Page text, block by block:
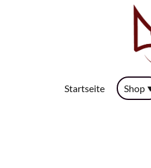
Startseite Shop